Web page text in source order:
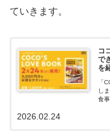
ていきます。
コ
で
を
「
し
食
2026.02.24